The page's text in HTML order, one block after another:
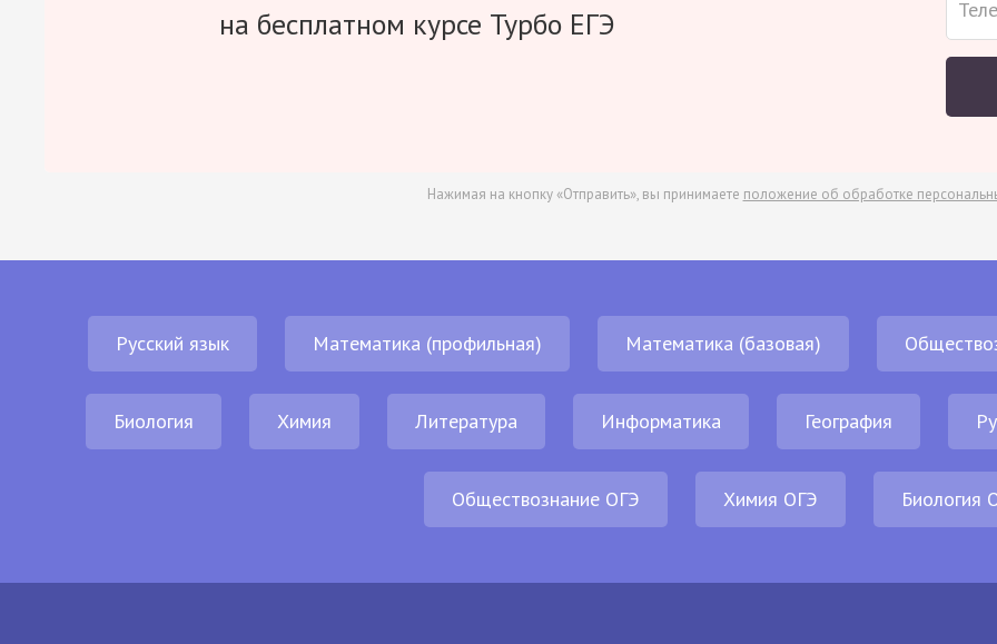
на бесплатном курсе Турбо ЕГЭ
Нажимая на кнопку «Отправить», вы принимаете положение об обработке
Русский язык Математика (профильная) Математика (базовая)
Биология Химия Литература Информатика География
Обществознание ОГЭ Химия ОГЭ Биология